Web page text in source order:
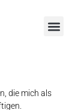
die mich als